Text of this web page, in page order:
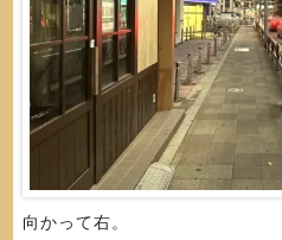
向かって右。